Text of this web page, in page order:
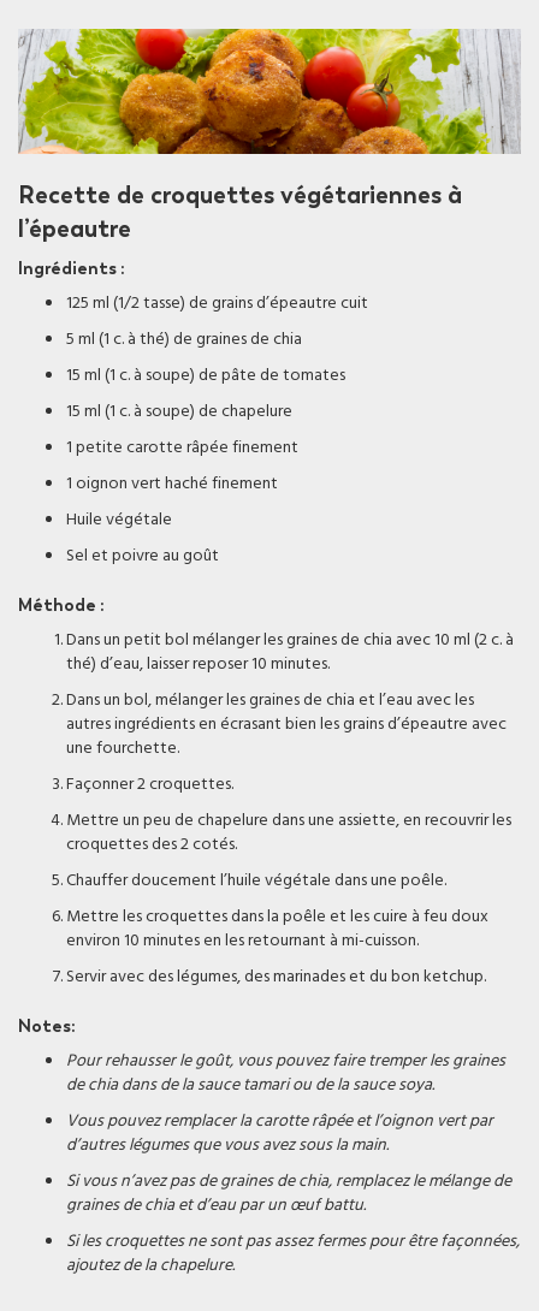
Recette de croquettes végétariennes à
l’épeautre
Ingrédients :
125 ml (1/2 tasse) de grains d’épeautre cuit
5 ml (1 c. à thé) de graines de chia
15 ml (1 c. à soupe) de pâte de tomates
15 ml (1 c. à soupe) de chapelure
1 petite carotte râpée finement
1 oignon vert haché finement
Huile végétale
Sel et poivre au goût
Méthode :
Dans un petit bol mélanger les graines de chia avec 10 ml (2 c. à
thé) d’eau, laisser reposer 10 minutes.
Dans un bol, mélanger les graines de chia et l’eau avec les
autres ingrédients en écrasant bien les grains d’épeautre avec
une fourchette.
Façonner 2 croquettes.
Mettre un peu de chapelure dans une assiette, en recouvrir les
croquettes des 2 cotés.
Chauffer doucement l’huile végétale dans une poêle.
Mettre les croquettes dans la poêle et les cuire à feu doux
environ 10 minutes en les retournant à mi-cuisson.
Servir avec des légumes, des marinades et du bon ketchup.
Notes:
Pour rehausser le goût, vous pouvez faire tremper les graines
de chia dans de la sauce tamari ou de la sauce soya.
Vous pouvez remplacer la carotte râpée et l’oignon vert par
d’autres légumes que vous avez sous la main.
Si vous n’avez pas de graines de chia, remplacez le mélange de
graines de chia et d’eau par un œuf battu.
Si les croquettes ne sont pas assez fermes pour être façonnées,
ajoutez de la chapelure.